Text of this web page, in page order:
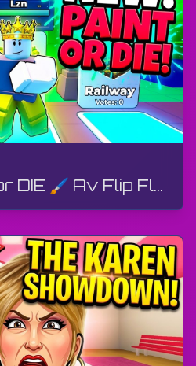
[UPPD] PAINT or DIE 🖌️ Av Flip Flap Studios | Roblox | Gameplay, utan kommentarer, Android